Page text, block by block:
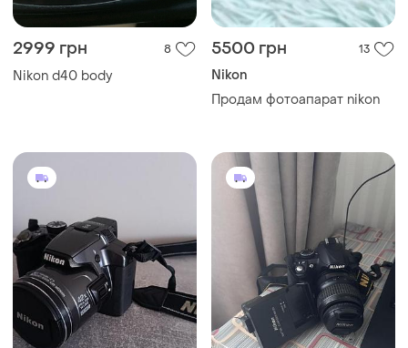
2999 грн 8
Nikon d40 body
5500 грн 13
Nikon
Продам фотоапарат nikon